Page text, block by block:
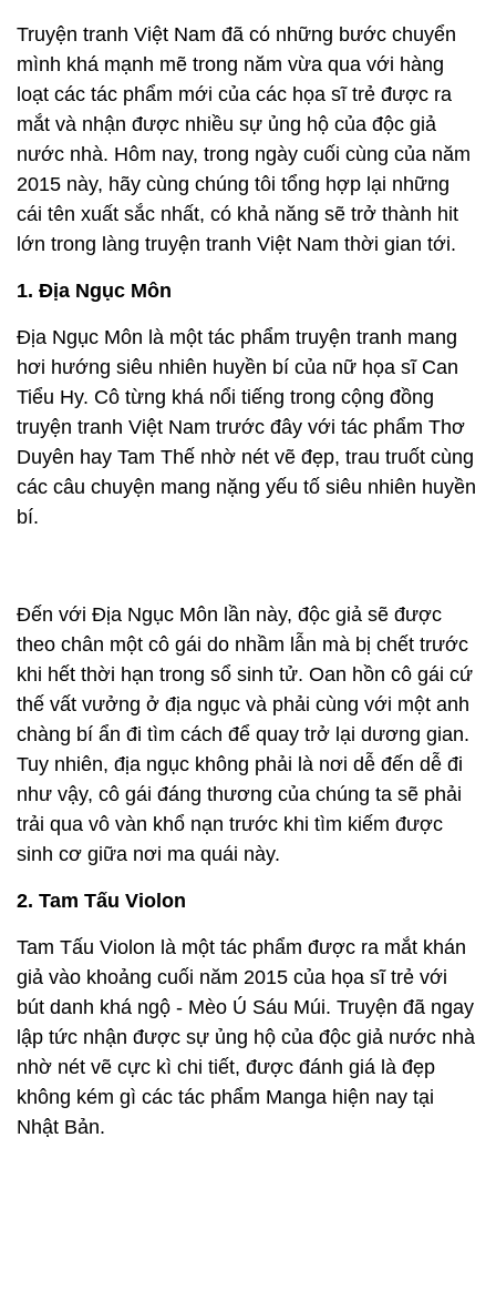
Truyện tranh Việt Nam đã có những bước chuyển
mình khá mạnh mẽ trong năm vừa qua với hàng
loạt các tác phẩm mới của các họa sĩ trẻ được ra
mắt và nhận được nhiều sự ủng hộ của độc giả
nước nhà. Hôm nay, trong ngày cuối cùng của năm
2015 này, hãy cùng chúng tôi tổng hợp lại những
cái tên xuất sắc nhất, có khả năng sẽ trở thành hit
lớn trong làng truyện tranh Việt Nam thời gian tới.
1. Địa Ngục Môn
Địa Ngục Môn là một tác phẩm truyện tranh mang
hơi hướng siêu nhiên huyền bí của nữ họa sĩ Can
Tiểu Hy. Cô từng khá nổi tiếng trong cộng đồng
truyện tranh Việt Nam trước đây với tác phẩm Thơ
Duyên hay Tam Thế nhờ nét vẽ đẹp, trau truốt cùng
các câu chuyện mang nặng yếu tố siêu nhiên huyền
bí.
Đến với Địa Ngục Môn lần này, độc giả sẽ được
theo chân một cô gái do nhầm lẫn mà bị chết trước
khi hết thời hạn trong sổ sinh tử. Oan hồn cô gái cứ
thế vất vưởng ở địa ngục và phải cùng với một anh
chàng bí ẩn đi tìm cách để quay trở lại dương gian.
Tuy nhiên, địa ngục không phải là nơi dễ đến dễ đi
như vậy, cô gái đáng thương của chúng ta sẽ phải
trải qua vô vàn khổ nạn trước khi tìm kiếm được
sinh cơ giữa nơi ma quái này.
2. Tam Tấu Violon
Tam Tấu Violon là một tác phẩm được ra mắt khán
giả vào khoảng cuối năm 2015 của họa sĩ trẻ với
bút danh khá ngộ - Mèo Ú Sáu Múi. Truyện đã ngay
lập tức nhận được sự ủng hộ của độc giả nước nhà
nhờ nét vẽ cực kì chi tiết, được đánh giá là đẹp
không kém gì các tác phẩm Manga hiện nay tại
Nhật Bản.